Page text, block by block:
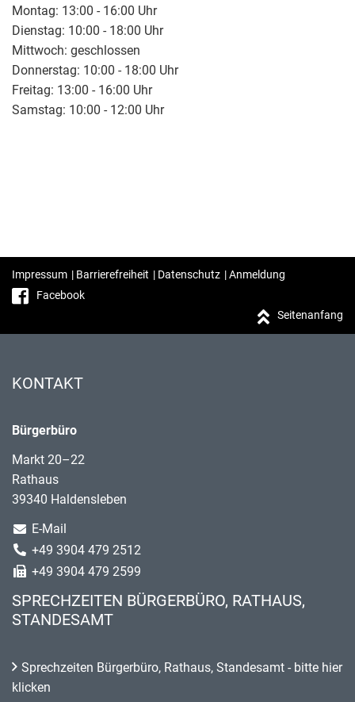
Montag: 13:00 - 16:00 Uhr
Dienstag: 10:00 - 18:00 Uhr
Mittwoch: geschlossen
Donnerstag: 10:00 - 18:00 Uhr
Freitag: 13:00 - 16:00 Uhr
Samstag: 10:00 - 12:00 Uhr
Impressum | Barrierefreiheit | Datenschutz |Anmeldung
Facebook
Seitenanfang
KONTAKT
Bürgerbüro
Markt 20–22
Rathaus
39340 Haldensleben
E-Mail
+49 3904 479 2512
+49 3904 479 2599
SPRECHZEITEN BÜRGERBÜRO, RATHAUS,
STANDESAMT
Sprechzeiten Bürgerbüro, Rathaus, Standesamt - bitte hier
klicken